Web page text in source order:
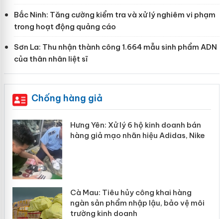
Bắc Ninh: Tăng cường kiểm tra và xử lý nghiêm vi phạm
trong hoạt động quảng cáo
Sơn La: Thu nhận thành công 1.664 mẫu sinh phẩm ADN
của thân nhân liệt sĩ
Chống hàng giả
Hưng Yên: Xử lý 6 hộ kinh doanh bán
hàng giả mạo nhãn hiệu Adidas, Nike
Cà Mau: Tiêu hủy công khai hàng
ngàn sản phẩm nhập lậu, bảo vệ môi
trường kinh doanh